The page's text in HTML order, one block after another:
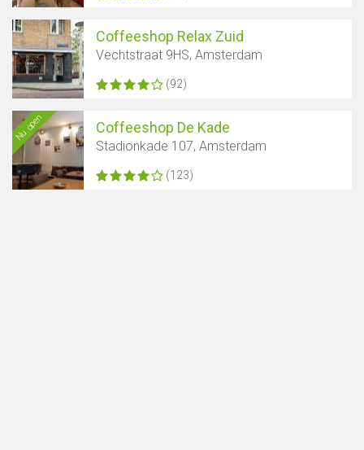
Coffeeshop Relax Zuid
Vechtstraat 9HS, Amsterdam
(92)
Nu open Coffeeshop De Kade
Stadionkade 107, Amsterdam
(123)